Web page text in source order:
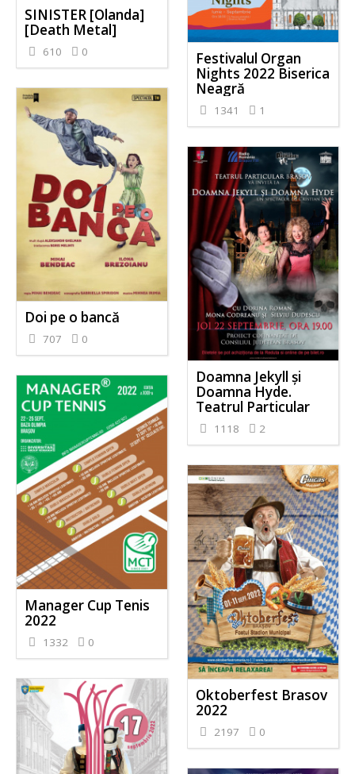
SINISTER [Olanda]
[Death Metal]
610 0
Festivalul Organ
Nights 2022 Biserica
Neagră
1341 1
Doi pe o bancă
707 0
Doamna Jekyll și
Doamna Hyde.
Teatrul Particular
1118 2
Manager Cup Tenis
2022
1332 0
Oktoberfest Brasov
2022
2197 0